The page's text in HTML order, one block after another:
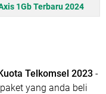
1Gb Terbaru 2024
Telkomsel 2023 -
yang anda beli